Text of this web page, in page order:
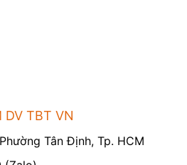
DV TBT VN
Tân Định, Tp. HCM